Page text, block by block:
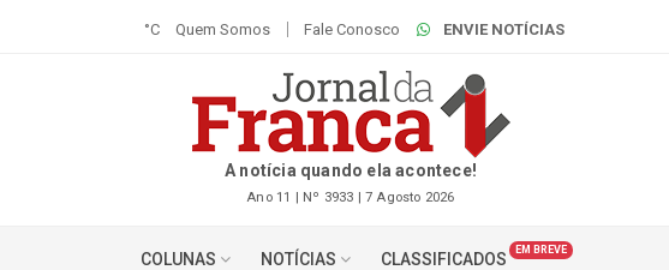
°C Quem Somos Fale Conosco ENVIE NOTÍCIAS
A notícia quando ela acontece!
Ano 11 | Nº 3933 | 7 Agosto 2026
COLUNAS NOTÍCIAS CLASSIFICADOS EM BREVE